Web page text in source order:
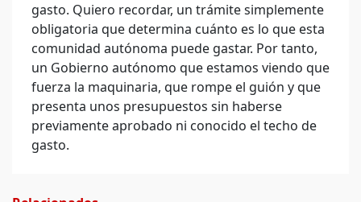
gasto. Quiero recordar, un trámite simplemente
obligatoria que determina cuánto es lo que esta
comunidad autónoma puede gastar. Por tanto,
un Gobierno autónomo que estamos viendo que
fuerza la maquinaria, que rompe el guión y que
presenta unos presupuestos sin haberse
previamente aprobado ni conocido el techo de
gasto.